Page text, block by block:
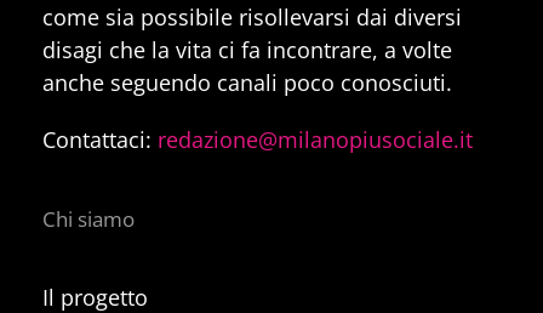
come sia possibile risollevarsi dai diversi
disagi che la vita ci fa incontrare, a volte
anche seguendo canali poco conosciuti.
Contattaci: redazione@milanopiusociale.it
Chi siamo
Il progetto